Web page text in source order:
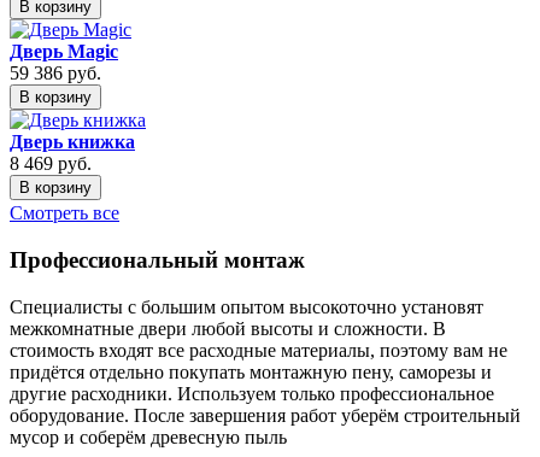
В корзину
Дверь Magic
59 386 руб.
В корзину
Дверь книжка
8 469 руб.
В корзину
Смотреть все
Профессиональный монтаж
Специалисты с большим опытом высокоточно установят
межкомнатные двери любой высоты и сложности. В
стоимость входят все расходные материалы, поэтому вам не
придётся отдельно покупать монтажную пену, саморезы и
другие расходники. Используем только профессиональное
оборудование. После завершения работ уберём строительный
мусор и соберём древесную пыль